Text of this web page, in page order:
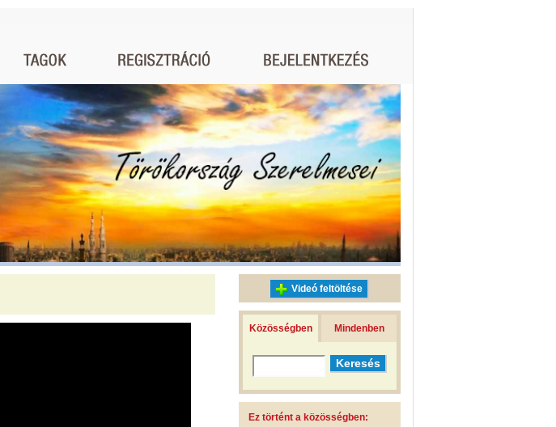
Videó feltöltése
Közösségben Mindenben
Ez történt a közösségben: